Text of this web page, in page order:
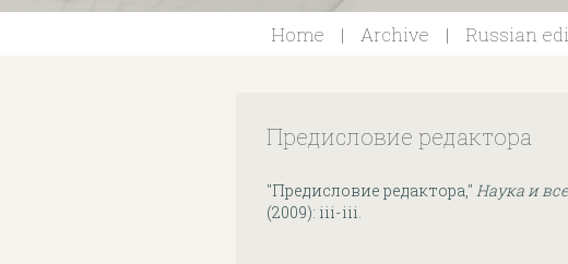
Home Archive Russian
Предисловие редактора
"Предисловие редактора," Наука и
(2009): iii-iii.